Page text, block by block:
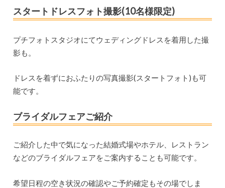
スタートドレスフォト撮影(10名様限定)
プチフォトスタジオにてウェディングドレスを着用した撮
影も。
ドレスを着ずにおふたりの写真撮影(スタートフォト)も可
能です。
ブライダルフェアご紹介
ご紹介した中で気になった結婚式場やホテル、レストラン
などのブライダルフェアをご案内することも可能です。
希望日程の空き状況の確認やご予約確定もその場でしま